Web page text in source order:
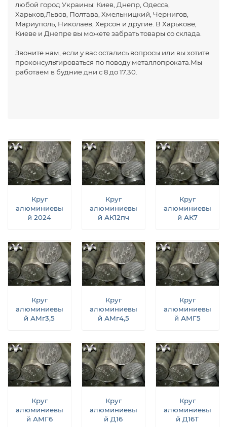
любой город Украины: Киев, Днепр, Одесса,
Харьков,Львов, Полтава, Хмельницкий, Чернигов,
Мариуполь, Николаев, Херсон и другие. В Харькове,
Киеве и Днепре вы можете забрать товары со склада.
Звоните нам, если у вас остались вопросы или вы хотите
проконсультироваться по поводу металлопроката.Мы
работаем в будние дни с 8 до 17.30.
Круг
алюминиевы
й 2024
Круг
алюминиевы
й АК12пч
Круг
алюминиевы
й АК7
Круг
алюминиевы
й АМг3,5
Круг
алюминиевы
й АМг4,5
Круг
алюминиевы
й АМГ5
Круг
алюминиевы
й АМГ6
Круг
алюминиевы
й Д16
Круг
алюминиевы
й Д16Т